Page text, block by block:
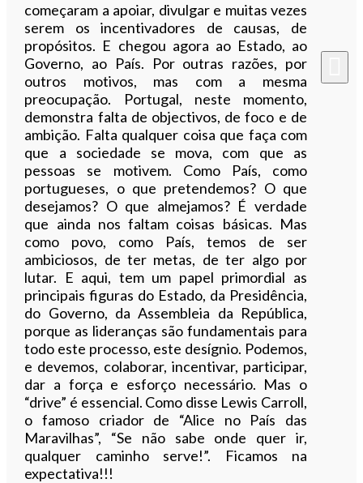
começaram a apoiar, divulgar e muitas vezes
serem os incentivadores de causas, de
propósitos. E chegou agora ao Estado, ao
Governo, ao País. Por outras razões, por
outros motivos, mas com a mesma
preocupação. Portugal, neste momento,
demonstra falta de objectivos, de foco e de
ambição. Falta qualquer coisa que faça com
que a sociedade se mova, com que as
pessoas se motivem. Como País, como
portugueses, o que pretendemos? O que
desejamos? O que almejamos? É verdade
que ainda nos faltam coisas básicas. Mas
como povo, como País, temos de ser
ambiciosos, de ter metas, de ter algo por
lutar. E aqui, tem um papel primordial as
principais figuras do Estado, da Presidência,
do Governo, da Assembleia da República,
porque as lideranças são fundamentais para
todo este processo, este desígnio. Podemos,
e devemos, colaborar, incentivar, participar,
dar a força e esforço necessário. Mas o
“drive” é essencial. Como disse Lewis Carroll,
o famoso criador de “Alice no País das
Maravilhas”, “Se não sabe onde quer ir,
qualquer caminho serve!”. Ficamos na
expectativa!!!